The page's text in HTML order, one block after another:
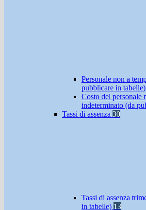
Personale non a
pubblicare in tabelle)
Costo del personale
indeterminato (da
Tassi di assenza 30
Tassi di assenza
in tabelle) 13